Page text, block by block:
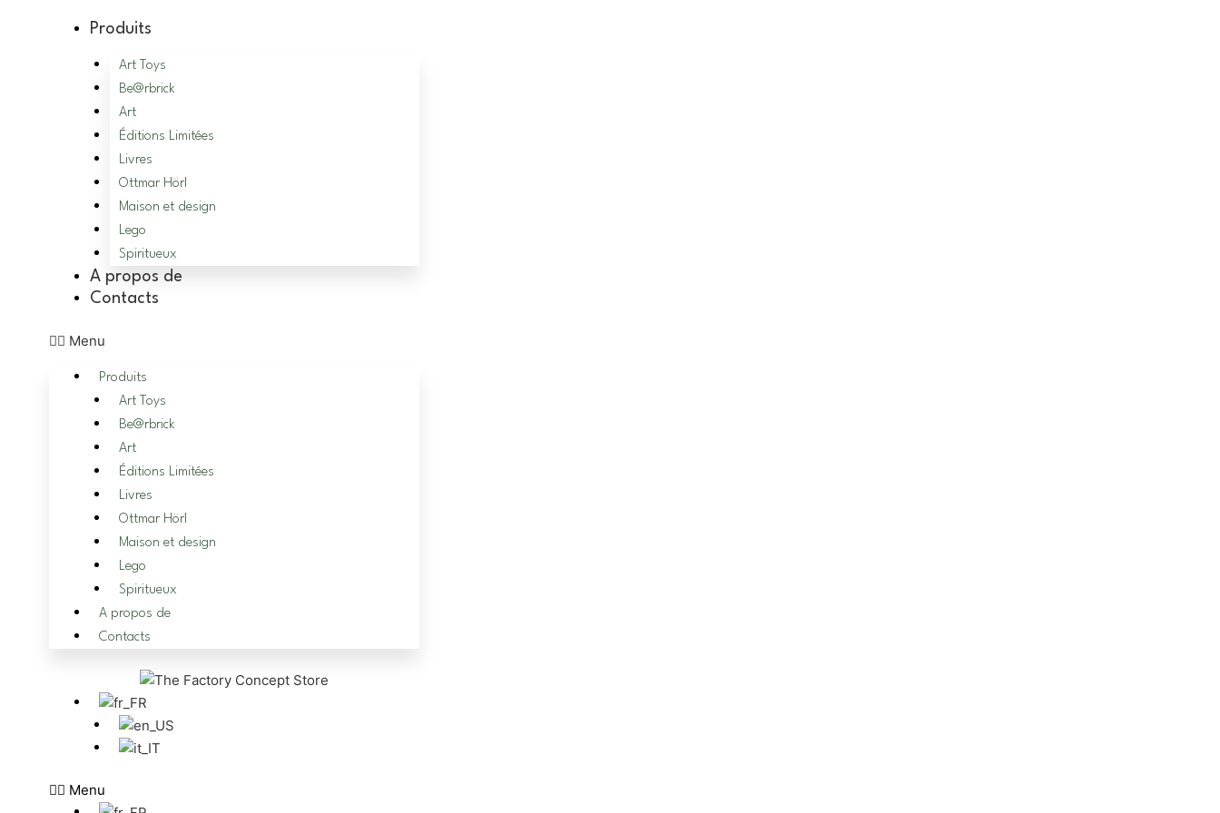
Produits
Art Toys
Be@rbrick
Art
Éditions Limitées
Livres
Ottmar Hörl
Maison et design
Lego
Spiritueux
A propos de
Contacts
Menu
Produits
Art Toys
Be@rbrick
Art
Éditions Limitées
Livres
Ottmar Hörl
Maison et design
Lego
Spiritueux
A propos de
Contacts
Menu